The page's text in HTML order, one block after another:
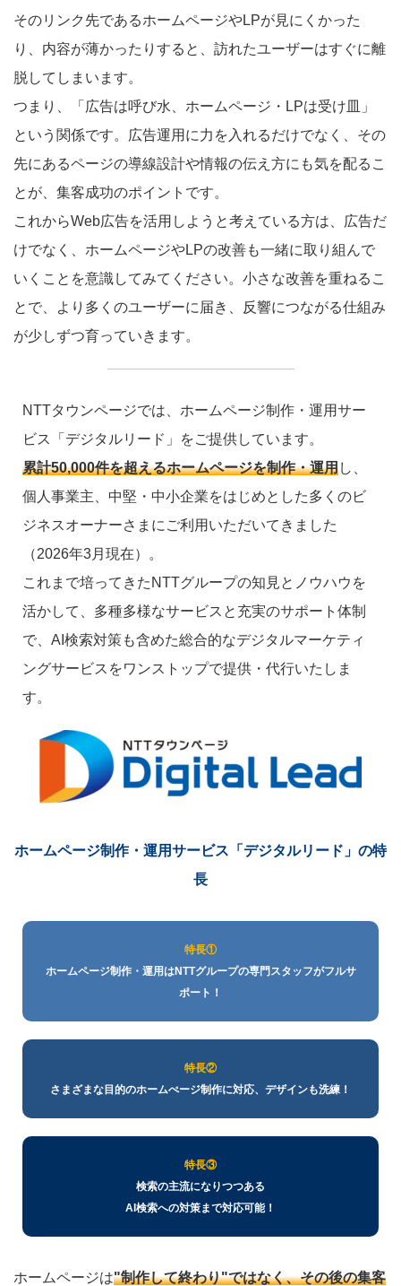
そのリンク先であるホームページやLPが見にくかった
り、内容が薄かったりすると、訪れたユーザーはすぐに離
脱してしまいます。
つまり、「広告は呼び水、ホームページ・LPは受け皿」
という関係です。広告運用に力を入れるだけでなく、その
先にあるページの導線設計や情報の伝え方にも気を配るこ
とが、集客成功のポイントです。
これからWeb広告を活用しようと考えている方は、広告だ
けでなく、ホームページやLPの改善も一緒に取り組んで
いくことを意識してみてください。小さな改善を重ねるこ
とで、より多くのユーザーに届き、反響につながる仕組み
が少しずつ育っていきます。
NTTタウンページでは、ホームページ制作・運用サー
ビス「デジタルリード」をご提供しています。
累計50,000件を超えるホームページを制作・運用し、
個人事業主、中堅・中小企業をはじめとした多くのビ
ジネスオーナーさまにご利用いただいてきました
（2026年3月現在）。
これまで培ってきたNTTグループの知見とノウハウを
活かして、多種多様なサービスと充実のサポート体制
で、AI検索対策も含めた総合的なデジタルマーケティ
ングサービスをワンストップで提供・代行いたしま
す。
ホームページ制作・運用サービス 「デジタルリード」の特
長
特長①
ホームページ制作・運用はNTTグループの専門スタッフがフルサ
ポート！
特長②
さまざまな目的のホームぺージ制作に対応、デザインも洗練！
特長③
検索の主流になりつつある
AI検索への対策まで対応可能！
ホームページは"制作して終わり"ではなく、その後の集客